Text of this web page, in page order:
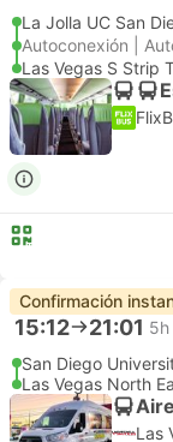
La Jolla UC San
Autoconexión |
Las Vegas S Strip
Confirmación
15:12 21:01
San Diego
Las Vegas North
Las